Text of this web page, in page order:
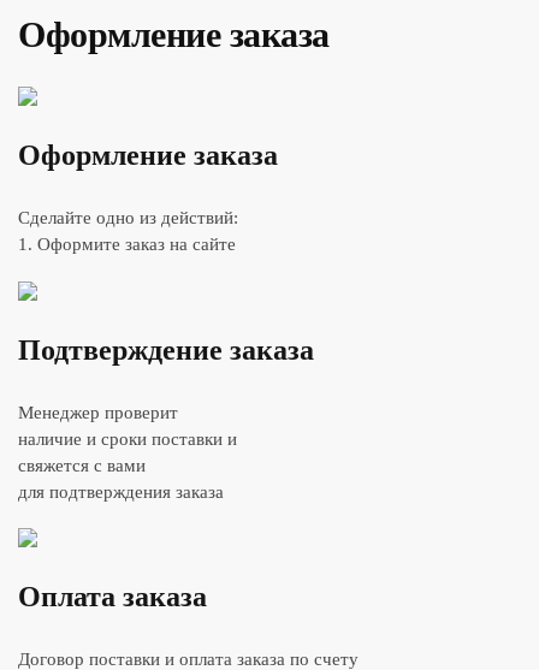
Оформление заказа
Оформление заказа
Сделайте одно из действий:
1. Оформите заказ на сайте
Подтверждение заказа
Менеджер проверит
наличие и сроки поставки и
свяжется с вами
для подтверждения заказа
Оплата заказа
Договор поставки и оплата заказа по счету